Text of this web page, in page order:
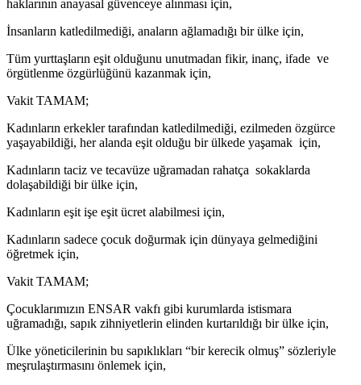
haklarının anayasal güvenceye alınması için,
İnsanların katledilmediği, anaların ağlamadığı bir ülke için,
Tüm yurttaşların eşit olduğunu unutmadan fikir, inanç, ifade ve
örgütlenme özgürlüğünü kazanmak için,
Vakit TAMAM;
Kadınların erkekler tarafından katledilmediği, ezilmeden özgürce
yaşayabildiği, her alanda eşit olduğu bir ülkede yaşamak için,
Kadınların taciz ve tecavüze uğramadan rahatça sokaklarda
dolaşabildiği bir ülke için,
Kadınların eşit işe eşit ücret alabilmesi için,
Kadınların sadece çocuk doğurmak için dünyaya gelmediğini
öğretmek için,
Vakit TAMAM;
Çocuklarımızın ENSAR vakfı gibi kurumlarda istismara
uğramadığı, sapık zihniyetlerin elinden kurtarıldığı bir ülke için,
Ülke yöneticilerinin bu sapıklıkları “bir kerecik olmuş” sözleriyle
meşrulaştırmasını önlemek için,